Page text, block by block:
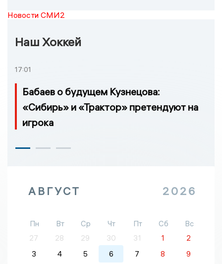
Новости СМИ2
Наш Хоккей
17:01
Бабаев о будущем Кузнецова:
«Сибирь» и «Трактор» претендуют на
игрока
АВГУСТ 2026
Пн Вт Ср Чт Пт Сб
Вс
27
28 29 30 31 1
2
3
4 5 6 7 8
9